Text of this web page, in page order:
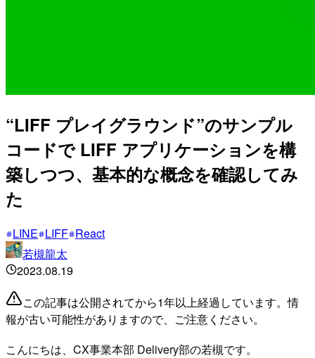
“LIFF プレイグラウンド”のサンプル
コードで LIFF アプリケーションを構
築しつつ、基本的な概念を確認してみ
た
LINE LIFF React
若槻龍太
2023.08.19
この記事は公開されてから1年以上経過しています。情
報が古い可能性がありますので、ご注意ください。
こんにちは、CX事業本部 Delivery部の若槻です。